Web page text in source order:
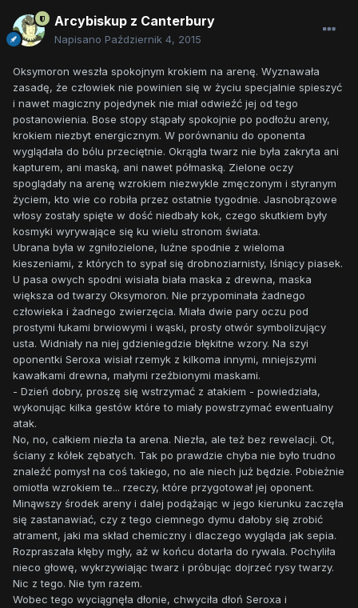
Arcybiskup z Canterbury
Napisano Październik 4, 2015
Oksymoron weszła spokojnym krokiem na arenę. Wyznawała
zasadę, że człowiek nie powinien się w życiu specjalnie spieszyć
i nawet magiczny pojedynek nie miał odwieźć jej od tego
postanowienia. Bose stopy stąpały spokojnie po podłożu areny,
krokiem niezbyt energicznym. W porównaniu do oponenta
wyglądała do bólu przeciętnie. Okrągła twarz nie była zakryta ani
kapturem, ani maską, ani nawet półmaską. Zielone oczy
spoglądały na arenę wzrokiem niezwykle zmęczonym i styranym
życiem, kto wie co robiła przez ostatnie tygodnie. Jasnobrązowe
włosy zostały spięte w dość niedbały kok, czego skutkiem były
kosmyki wyrywające się ku wielu stronom świata.
Ubrana była w zgniłozielone, luźne spodnie z wieloma
kieszeniami, z których to sypał się drobnoziarnisty, lśniący piasek.
U pasa owych spodni wisiała biała maska z drewna, maska
większa od twarzy Oksymoron. Nie przypominała żadnego
człowieka i żadnego zwierzęcia. Miała dwie pary oczu pod
prostymi łukami brwiowymi i wąski, prosty otwór symbolizujący
usta. Widniały na niej gdzieniegdzie błękitne wzory. Na szyi
oponentki Seroxa wisiał rzemyk z kilkoma innymi, mniejszymi
kawałkami drewna, małymi rzeźbionymi maskami.
- Dzień dobry, proszę się wstrzymać z atakiem - powiedziała,
wykonując kilka gestów które to miały powstrzymać ewentualny
atak.
No, no, całkiem niezła ta arena. Niezła, ale też bez rewelacji. Ot,
ściany z kółek zębatych. Tak po prawdzie chyba nie było trudno
znaleźć pomysł na coś takiego, no ale niech już będzie. Pobieżnie
omiotła wzrokiem te... rzeczy, które przygotował jej oponent.
Minąwszy środek areny i dalej podążając w jego kierunku zaczęła
się zastanawiać, czy z tego ciemnego dymu dałoby się zrobić
atrament, jaki ma skład chemiczny i dlaczego wygląda jak sepia.
Rozpraszała kłęby mgły, aż w końcu dotarła do rywala. Pochyliła
nieco głowę, wykrzywiając twarz i próbując dojrzeć rysy twarzy.
Nic z tego. Nie tym razem.
Wobec tego wyciągnęła dłonie, chwyciła dłoń Seroxa i